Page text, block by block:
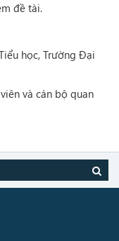
đề tài.
học, Trường Đại
và cán bộ quan